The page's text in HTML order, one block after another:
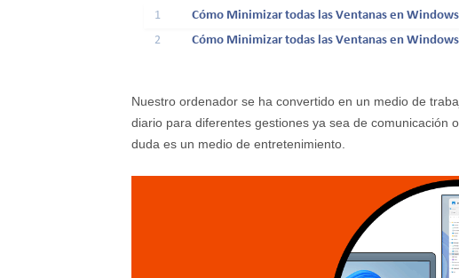
1
Cómo Minimizar todas las Ventanas en
2
Cómo Minimizar todas las Ventanas en
Nuestro ordenador se ha convertido en un medio de
diario para diferentes gestiones ya sea de comunicación
duda es un medio de entretenimiento.